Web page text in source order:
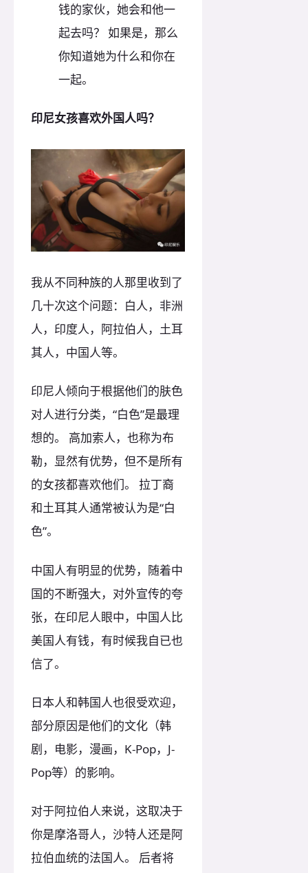
钱的家伙，她会和他一
起去吗？ 如果是，那么
你知道她为什么和你在
一起。
印尼女孩喜欢外国人吗？
我从不同种族的人那里收到了
几十次这个问题：白人，非洲
人，印度人，阿拉伯人，土耳
其人，中国人等。
印尼人倾向于根据他们的肤色
对人进行分类，“白色”是最理
想的。 高加索人，也称为布
勒，显然有优势，但不是所有
的女孩都喜欢他们。 拉丁裔
和土耳其人通常被认为是“白
色”。
中国人有明显的优势，随着中
国的不断强大，对外宣传的夸
张，在印尼人眼中，中国人比
美国人有钱，有时候我自已也
信了。
日本人和韩国人也很受欢迎，
部分原因是他们的文化（韩
剧，电影，漫画，K-Pop，J-
Pop等）的影响。
对于阿拉伯人来说，这取决于
你是摩洛哥人，沙特人还是阿
拉伯血统的法国人。 后者将